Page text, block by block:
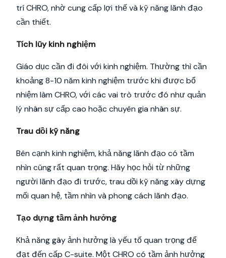
trí CHRO, nhờ cung cấp lợi thế và kỹ năng lãnh đạo
cần thiết.
Tích lũy kinh nghiệm
Giáo dục cần đi đôi với kinh nghiệm. Thường thì cần
khoảng 8-10 năm kinh nghiệm trước khi được bổ
nhiệm làm CHRO, với các vai trò trước đó như quản
lý nhân sự cấp cao hoặc chuyên gia nhân sự.
Trau dồi kỹ năng
Bên cạnh kinh nghiệm, khả năng lãnh đạo có tầm
nhìn cũng rất quan trọng. Hãy học hỏi từ những
người lãnh đạo đi trước, trau dồi kỹ năng xây dựng
mối quan hệ, tầm nhìn và phong cách lãnh đạo.
Tạo dựng tầm ảnh hưởng
Khả năng gây ảnh hưởng là yếu tố quan trọng để
đạt đến cấp C-suite. Một CHRO có tầm ảnh hưởng